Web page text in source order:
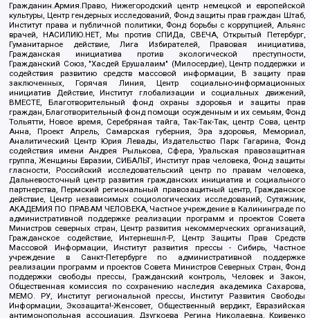
Гражданин.Армия.Право, Нижегородский центр немецкой и европейской
культуры, Центр гендерных исследований, Фонд защиты прав граждан Штаб,
Институт права и публичной политики, Фонд борьбы с коррупцией, Альянс
врачей, НАСИЛИЮ.НЕТ, Мы против СПИДа, СВЕЧА, Открытый Петербург,
Гуманитарное действие, Лига Избирателей, Правовая инициатива,
Гражданская инициатива против экологической преступности,
Гражданский Союз, "Хасдей Ерушалаим" (Милосердие), Центр поддержки и
содействия развитию средств массовой информации, В защиту прав
заключенных, Горячая Линия, Центр социально-информационных
инициатив Действие, Институт глобализации и социальных движений,
ВМЕСТЕ, Благотворительный фонд охраны здоровья и защиты прав
граждан, Благотворительный фонд помощи осужденным и их семьям, Фонд
Тольятти, Новое время, Серебряная тайга, Так-Так-Так, центр Сова, центр
Анна, Проект Апрель, Самарская губерния, Эра здоровья, Мемориал,
Аналитический Центр Юрия Левады, Издательство Парк Гагарина, Фонд
содействия имени Андрея Рылькова, Сфера, Уральская правозащитная
группа, Женщины Евразии, СИБАЛЬТ, Институт прав человека, Фонд защиты
гласности, Российский исследовательский центр по правам человека,
Дальневосточный центр развития гражданских инициатив и социального
партнерства, Пермский региональный правозащитный центр, Гражданское
действие, Центр независимых социологических исследований, Сутяжник,
АКАДЕМИЯ ПО ПРАВАМ ЧЕЛОВЕКА, Частное учреждение в Калининграде по
административной поддержке реализации программ и проектов Совета
Министров северных стран, Центр развития некоммерческих организаций,
Гражданское содействие, Интернешнл-Р, Центр Защиты Прав Средств
Массовой Информации, Институт развития прессы - Сибирь, Частное
учреждение в Санкт-Петербурге по административной поддержке
реализации программ и проектов Совета Министров Северных Стран, Фонд
поддержки свободы прессы, Гражданский контроль, Человек и Закон,
Общественная комиссия по сохранению наследия академика Сахарова,
МЕМО. РУ, Институт региональной прессы, Институт Развития Свободы
Информации, Экозащита!-Женсовет, Общественный вердикт, Евразийская
антимонопольная ассоциация, Дзугкоева Регина Николаевна, Кривенко